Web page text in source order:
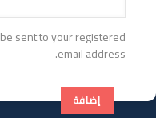
sent to your registered
email address.